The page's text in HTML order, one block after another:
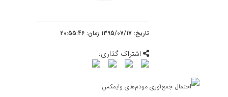
تاریخ: 1395/07/17 زمان: 20:55:46
اشتراک گذاری: